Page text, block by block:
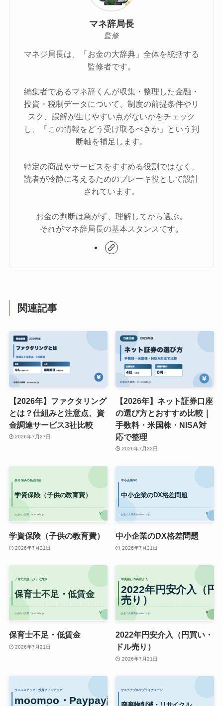
マネ辞局長
監修
マネジ局長は、「お金の大辞典」全体を統括する
監修者です。
編集者であるマネ辞くんが収集・整理した金融・
投資・税制データについて、制度の前提条件やリ
スク、誤解が生じやすい点がないかをチェック
し、「この情報をどう受け取るべきか」という判
断軸を補足します。
特定の商品やサービスをすすめる役割ではなく、
読者が冷静に考えるためのブレーキ役として設計
されています。
お金の判断は急がず、理解してから選ぶ。
それがマネ辞局長の基本スタンスです。
関連記事
【2026年】ファクタリング
とは？仕組みと注意点、資
金調達サービス3社比較
2026年7月27日
【2026年】ネット証券口座
の選び方とおすすめ比較｜
手数料・米国株・NISA対
応で整理
2026年7月22日
学資保険（子供の教育費）
2026年7月21日
中小企業のDX格差問題
2026年7月21日
保育士不足・低賃金
2026年7月21日
2022年円安介入（円買い・
ドル売り）
2026年7月21日